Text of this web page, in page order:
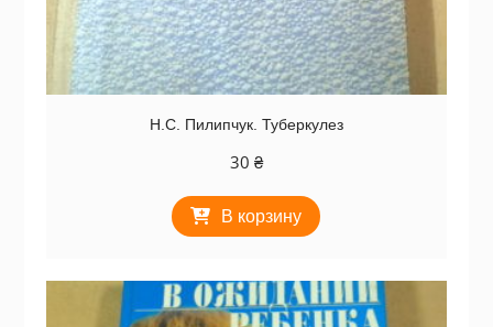
Н.С. Пилипчук. Туберкулез
30 ₴
В корзину